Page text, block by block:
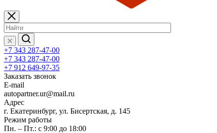
+7 343 287-47-00
+7 343 287-47-00
+7 912 649-97-35
Заказать звонок
E-mail
autopartner.ur@mail.ru
Адрес
г. Екатеринбург, ул. Бисертская, д. 145
Режим работы
Пн. – Пт.: с 9:00 до 18:00